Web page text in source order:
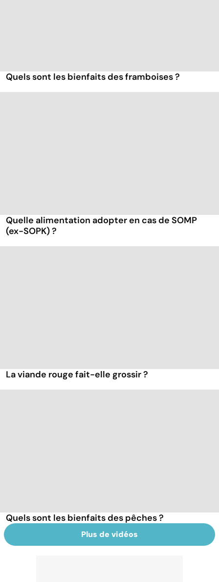
Quels sont les bienfaits des framboises ?
Quelle alimentation adopter en cas de SOMP
(ex-SOPK) ?
La viande rouge fait-elle grossir ?
Quels sont les bienfaits des pêches ?
Plus de vidéos